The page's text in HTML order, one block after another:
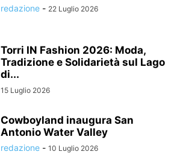
redazione - 22 Luglio 2026
Torri IN Fashion 2026: Moda,
Tradizione e Solidarietà sul Lago
di...
15 Luglio 2026
Cowboyland inaugura San
Antonio Water Valley
redazione - 10 Luglio 2026